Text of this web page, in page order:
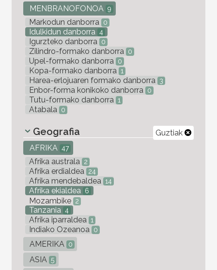
MENBRANOFONOA 9
Markodun danborra 0
Idulkidun danborra 4
Igurzteko danborra 0
Zilindro-formako danborra 0
Upel-formako danborra 0
Kopa-formako danborra 1
Harea-erlojuaren formako danborra 3
Enbor-forma konikoko danborra 0
Tutu-formako danborra 1
Atabala 0
Guztiak
Geografia
AFRIKA 47
Afrika australa 2
Afrika erdialdea 24
Afrika mendebaldea 14
Afrika ekialdea 6
Mozambike 2
Tanzania 4
Afrika iparraldea 1
Indiako Ozeanoa 0
AMERIKA 0
ASIA 5